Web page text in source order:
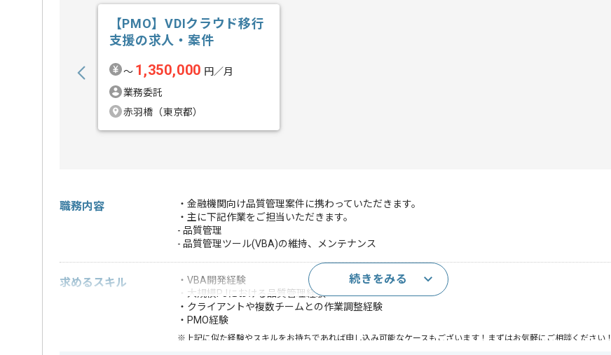
【PMO】VDIクラウド移行
支援の求人・案件
〜 1,350,000 円／月
業務委託
赤羽橋（東京都）
職務内容
・金融機関向け品質管理案件に携わっていただきます。
・主に下記作業をご担当いただきます。
- 品質管理
- 品質管理ツール(VBA)の維持、メンテナンス
求めるスキル
・VBA開発経験
・大規模PJにおける品質管理経験
・クライアントや複数チームとの作業調整経験
・PMO経験
※上記に似た経験やスキルをお持ちであれば申し込み可能なケースもございます！まずはお気軽にご相談ください！
続きをみる